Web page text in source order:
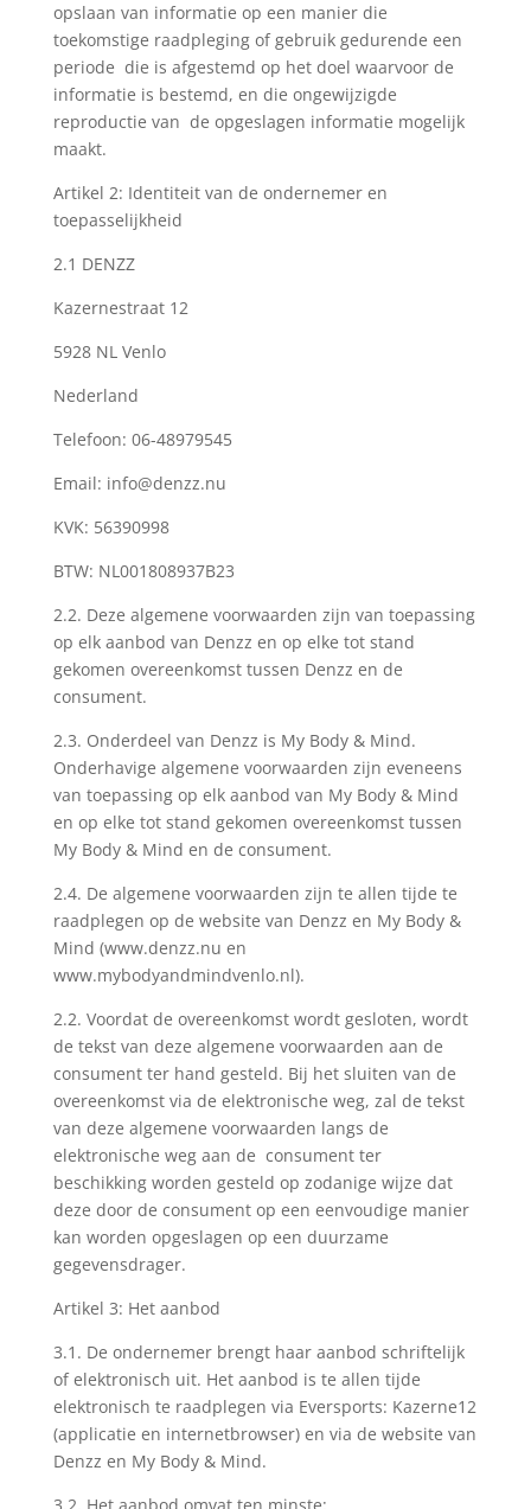
opslaan van informatie op een manier die
toekomstige raadpleging of gebruik gedurende een
periode die is afgestemd op het doel waarvoor de
informatie is bestemd, en die ongewijzigde
reproductie van de opgeslagen informatie mogelijk
maakt.
Artikel 2: Identiteit van de ondernemer en
toepasselijkheid
2.1 DENZZ
Kazernestraat 12
5928 NL Venlo
Nederland
Telefoon: 06-48979545
Email: info@denzz.nu
KVK: 56390998
BTW: NL001808937B23
2.2. Deze algemene voorwaarden zijn van toepassing
op elk aanbod van Denzz en op elke tot stand
gekomen overeenkomst tussen Denzz en de
consument.
2.3. Onderdeel van Denzz is My Body & Mind.
Onderhavige algemene voorwaarden zijn eveneens
van toepassing op elk aanbod van My Body & Mind
en op elke tot stand gekomen overeenkomst tussen
My Body & Mind en de consument.
2.4. De algemene voorwaarden zijn te allen tijde te
raadplegen op de website van Denzz en My Body &
Mind (www.denzz.nu en
www.mybodyandmindvenlo.nl).
2.2. Voordat de overeenkomst wordt gesloten, wordt
de tekst van deze algemene voorwaarden aan de
consument ter hand gesteld. Bij het sluiten van de
overeenkomst via de elektronische weg, zal de tekst
van deze algemene voorwaarden langs de
elektronische weg aan de consument ter
beschikking worden gesteld op zodanige wijze dat
deze door de consument op een eenvoudige manier
kan worden opgeslagen op een duurzame
gegevensdrager.
Artikel 3: Het aanbod
3.1. De ondernemer brengt haar aanbod schriftelijk
of elektronisch uit. Het aanbod is te allen tijde
elektronisch te raadplegen via Eversports: Kazerne12
(applicatie en internetbrowser) en via de website van
Denzz en My Body & Mind.